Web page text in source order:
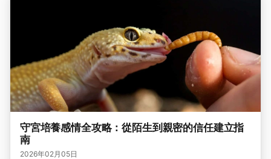
守宮培養感情全攻略：從陌生到親密的信任建立指
南
2026年02月05日